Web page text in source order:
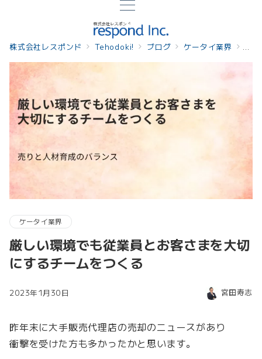
株式会社レスポンド Tehodoki! ブログ ケータイ業界 厳
ケータイ業界
厳しい環境でも従業員とお客さまを大切
にするチームをつくる
2023年1月30日 宮田寿志
昨年末に大手販売代理店の売却のニュースがあり
衝撃を受けた方も多かったかと思います。